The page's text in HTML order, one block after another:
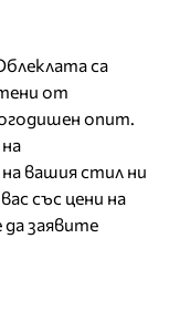
са
от
опит.
вашия стил ни
със цени на
заявите